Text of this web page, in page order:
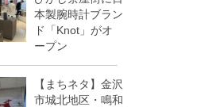
本製腕時計ブラン
ド「Knot」がオ
ープン
【まちネタ】金沢
市城北地区・鳴和